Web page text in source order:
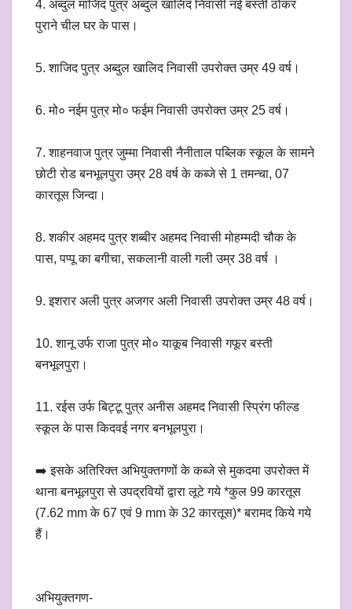
4. अब्दुल माजिद पुत्र अब्दुल खालिद निवासी नई बस्ती ठोकर
पुराने चील घर के पास।
5. शाजिद पुत्र अब्दुल खालिद निवासी उपरोक्त उम्र 49 वर्ष।
6. मो० नईम पुत्र मो० फईम निवासी उपरोक्त उम्र 25 वर्ष।
7. शाहनवाज पुत्र जुम्मा निवासी नैनीताल पब्लिक स्कूल के सामने
छोटी रोड बनभूलपुरा उम्र 28 वर्ष के कब्जे से 1 तमन्चा, 07
कारतूस जिन्दा।
8. शकीर अहमद पुत्र शब्बीर अहमद निवासी मोहम्मदी चौक के
पास, पप्पू का बगीचा, सकलानी वाली गली उम्र 38 वर्ष ।
9. इशरार अली पुत्र अजगर अली निवासी उपरोक्त उम्र 48 वर्ष।
10. शानू उर्फ राजा पुत्र मो० याकूब निवासी गफूर बस्ती
बनभूलपुरा।
11. रईस उर्फ बिट्टू पुत्र अनीस अहमद निवासी स्प्रिंग फील्ड
स्कूल के पास किदवई नगर बनभूलपुरा।
➡️ इसके अतिरिक्त अभियुक्तगणों के कब्जे से मुकदमा उपरोक्त में
थाना बनभूलपुरा से उपद्रवियों द्वारा लूटे गये *कुल 99 कारतूस
(7.62 mm के 67 एवं 9 mm के 32 कारतूस)* बरामद किये गये
हैं।
अभियुक्तगण-